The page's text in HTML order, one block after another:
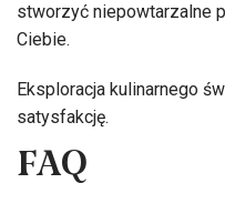
stworzyć niepowtarzalne
Ciebie.
Eksploracja kulinarnego
satysfakcję.
FAQ